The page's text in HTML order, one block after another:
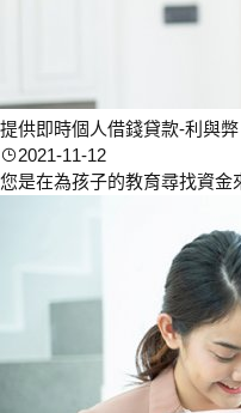
提供即時個人借錢貸款-利與弊
2021-11-12
您是在為孩子的教育尋找資金